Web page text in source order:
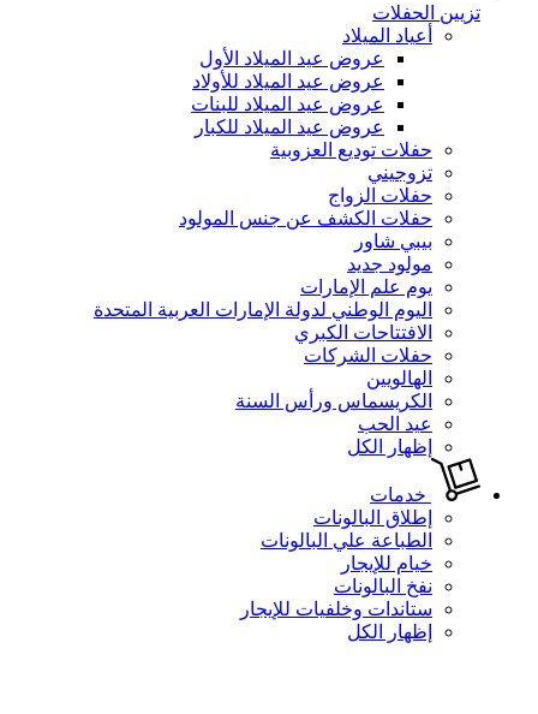
تزيين الحفلات
أعياد الميلاد
عروض عيد الميلاد الأول
عروض عيد الميلاد للأولاد
عروض عيد الميلاد للبنات
عروض عيد الميلاد للكبار
حفلات توديع العزوبية
تزوجيني
حفلات الزواج
حفلات الكشف عن جنس المولود
بيبي شاور
مولود جديد
يوم علم الإمارات
اليوم الوطني لدولة الإمارات العربية المتحدة
الافتتاحات الكبري
حفلات الشركات
الهالويين
الكريسماس ورأس السنة
عيد الحب
إظهار الكل
خدمات
إطلاق البالونات
الطباعة علي البالونات
خيام للإيجار
نفخ البالونات
ستاندات وخلفيات للإيجار
إظهار الكل